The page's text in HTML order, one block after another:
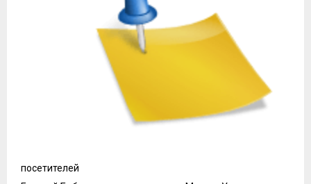
посетителей